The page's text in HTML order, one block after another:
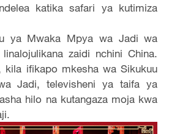
katika safari ya kutimiza
ya Mwaka Mpya wa Jadi wa
zaidi nchini China.
kila ifikapo mkesha wa Sikukuu
Jadi, televisheni ya taifa ya
hilo na kutangaza moja kwa